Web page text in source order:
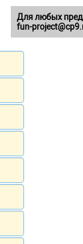
Для любых
fun-